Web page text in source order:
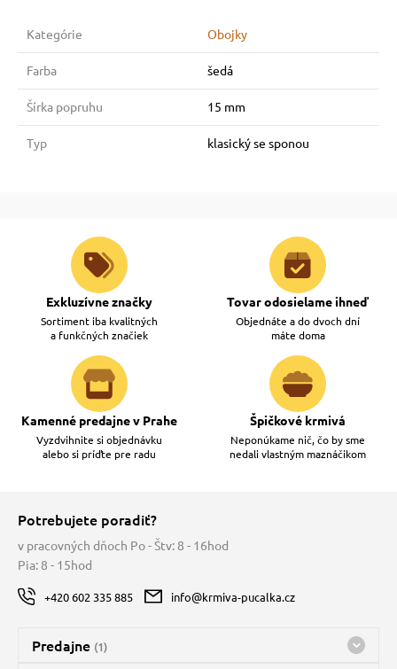
Kategórie Obojky
Farba šedá
Šírka popruhu 15 mm
Typ klasický se sponou
Exkluzívne značky
Sortiment iba kvalitných
a funkčných značiek
Tovar odosielame ihneď
Objednáte a do dvoch dní
máte doma
Kamenné predajne v Prahe
Vyzdvihnite si objednávku
alebo si príďte pre radu
Špičkové krmivá
Neponúkame nič, čo by sme
nedali vlastným maznáčikom
Potrebujete poradiť?
v pracovných dňoch Po - Štv: 8 - 16hod
Pia: 8 - 15hod
+420 602 335 885 info@krmiva-pucalka.cz
Predajne (1)